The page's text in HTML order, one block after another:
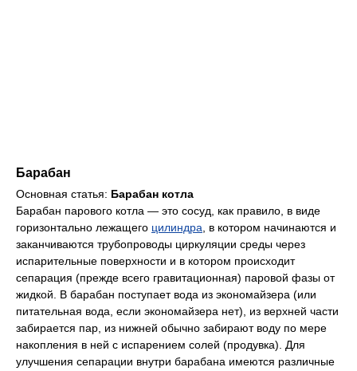
Барабан
Основная статья: Барабан котла
Барабан парового котла — это сосуд, как правило, в виде
горизонтально лежащего цилиндра, в котором начинаются и
заканчиваются трубопроводы циркуляции среды через
испарительные поверхности и в котором происходит
сепарация (прежде всего гравитационная) паровой фазы от
жидкой. В барабан поступает вода из экономайзера (или
питательная вода, если экономайзера нет), из верхней части
забирается пар, из нижней обычно забирают воду по мере
накопления в ней с испарением солей (продувка). Для
улучшения сепарации внутри барабана имеются различные